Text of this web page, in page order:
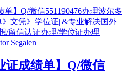
证成绩单】Q/微信